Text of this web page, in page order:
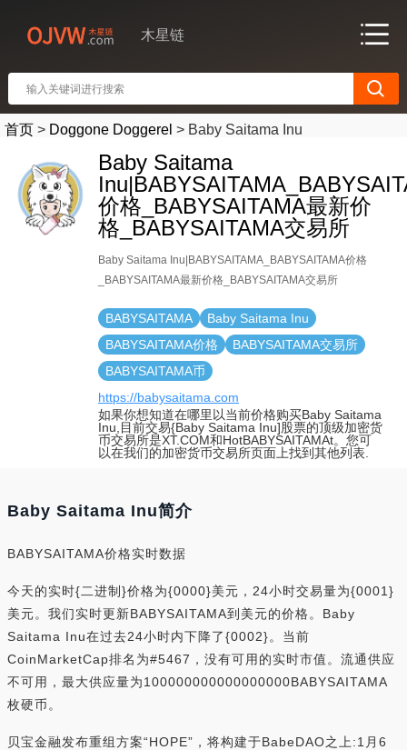
木星链
首页 > Doggone Doggerel > Baby Saitama Inu
Baby Saitama
价格_BABYSAITAMA最新价
格_BABYSAITAMA交易所
Baby Saitama Inu|BABYSAITAMA_BABYSAITAMA价格
_BABYSAITAMA最新价格_BABYSAITAMA交易所
BABYSAITAMA
Baby Saitama Inu
BABYSAITAMA价格
BABYSAITAMA交易所
BABYSAITAMA币
https://babysaitama.com
如果你想知道在哪里以当前价格购买Baby Saitama
Inu,目前交易{Baby Saitama Inu]股票的顶级加密货
币交易所是XT.COM和HotBABYSAITAMAt。您可
以在我们的加密货币交易所页面上找到其他列表.
Baby Saitama Inu简介
BABYSAITAMA价格实时数据
今天的实时{二进制}价格为{0000}美元，24小时交易量为{0001}
美元。我们实时更新BABYSAITAMA到美元的价格。Baby
Saitama Inu在过去24小时内下降了{0002}。当前
CoinMarketCap排名为#5467，没有可用的实时市值。流通供应
不可用，最大供应量为100000000000000000BABYSAITAMA
枚硬币。
贝宝金融发布重组方案“HOPE”，将构建于BabeDAO之上:1月6